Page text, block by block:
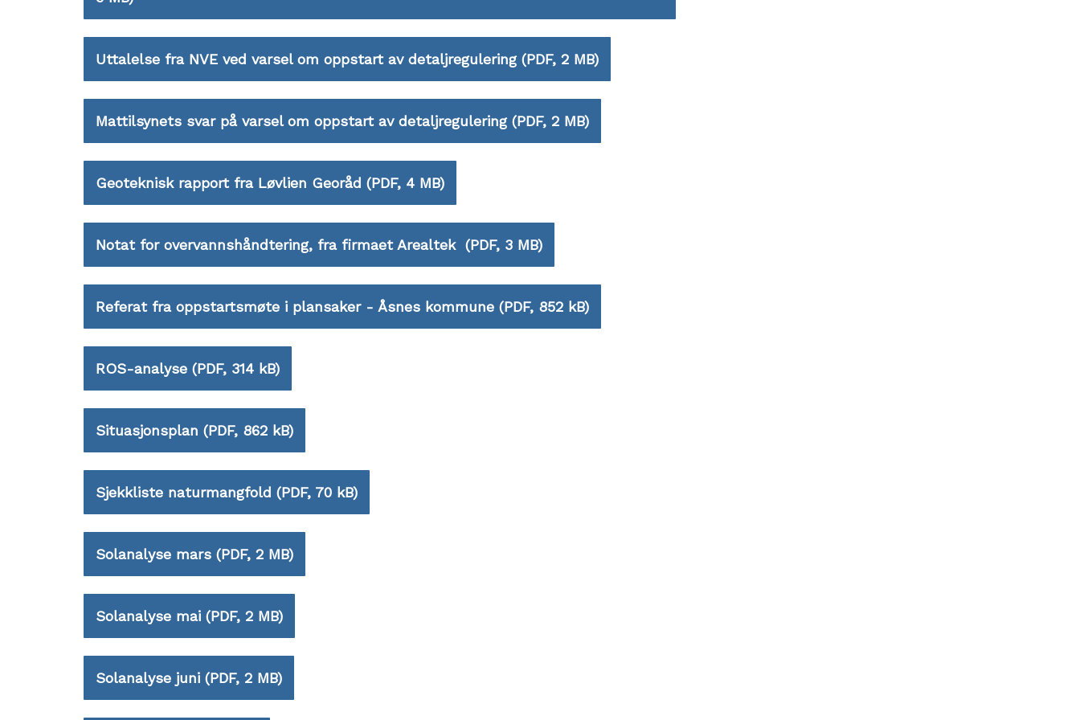
Uttalelse fra NVE ved varsel om oppstart av detaljregulering(PDF, 2 MB)
Mattilsynets svar på varsel om oppstart av detaljregulering(PDF, 2 MB)
Geoteknisk rapport fra Løvlien Georåd (PDF, 4 MB)
Notat for overvannshåndtering, fra firmaet Arealtek (PDF, 3 MB)
Referat fra oppstartsmøte i plansaker - Åsnes kommune (PDF, 852 kB)
ROS-analyse (PDF, 314 kB)
Situasjonsplan (PDF, 862 kB)
Sjekkliste naturmangfold (PDF, 70 kB)
Solanalyse mars (PDF, 2 MB)
Solanalyse mai (PDF, 2 MB)
Solanalyse juni (PDF, 2 MB)